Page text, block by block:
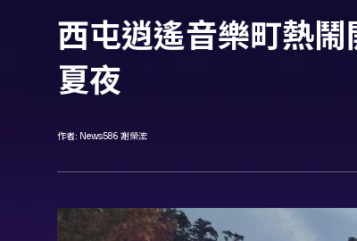
西屯逍遙音樂町熱
夏夜
作者: News586 謝榮浤